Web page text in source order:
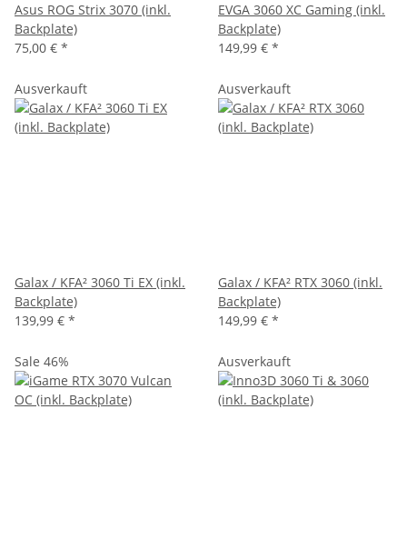
Asus ROG Strix 3070 (inkl.
Backplate)
75,00 € *
EVGA 3060 XC Gaming (inkl.
Backplate)
149,99 € *
Ausverkauft
Galax / KFA² 3060 Ti EX (inkl.
Backplate)
139,99 € *
Ausverkauft
Galax / KFA² RTX 3060 (inkl.
Backplate)
149,99 € *
Sale 46% Ausverkauft